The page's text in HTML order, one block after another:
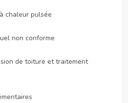
chaleur pulsée
non conforme
de toiture et traitement